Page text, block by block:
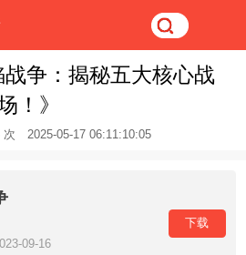
战争：揭秘五大核心战
！》
次 2025-05-17 06:11:10:05
09-16
下载